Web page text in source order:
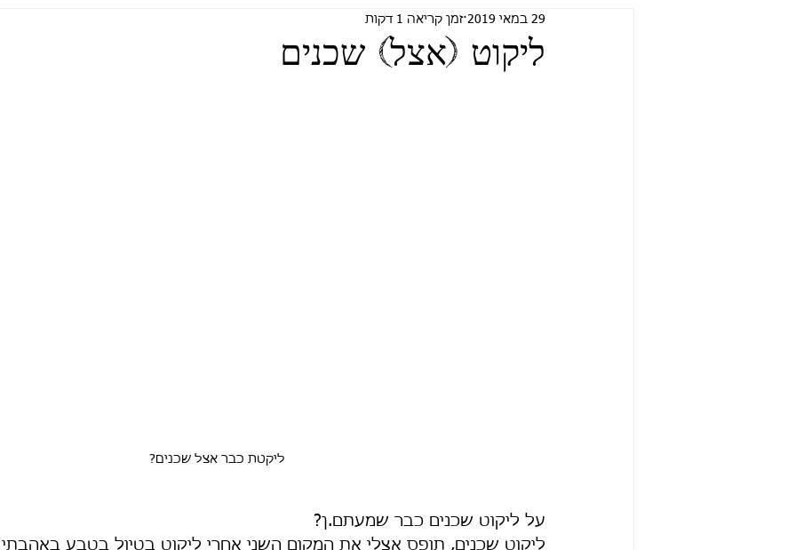
אביב סתיו זיהוי צמחים
ליקוט (אצל) שכנים
29 במאי 2019 זמן קריאה 1 דקות
ליקטת כבר אצל שכנים?
על ליקוט שכנים כבר שמעתם.ן?
ליקוט שכנים, תופס אצלי את המקום השני אחרי ליקוט בטיול בטבע באהבתי